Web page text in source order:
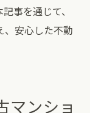
ン購入の成
めの重要な
事を通じて、
、安心した不動
マンショ